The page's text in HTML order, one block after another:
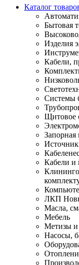
Каталог
Бытовая
Изделия
Кабели,
Системы
Щитовое
Запорная
Кабели и
ЛКП
Масла,
Мебель
Метизы и
Насосы,